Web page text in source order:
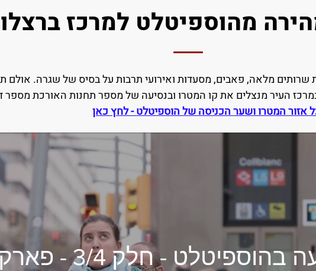
מהוספיטלט למרכז
שרותים מלאה, פאבים, מסעדות ואירועי תרבות על בסיס של שגרה. אולם
העיר מנצלים את קו המטרו ובנסיעה של מספר תחנות האורכת מספר
אזור המטרו ושער הכניסה של הוספיטלט - לחץ כאן
השקעה בהוספיטלט - חלק 3/4 -